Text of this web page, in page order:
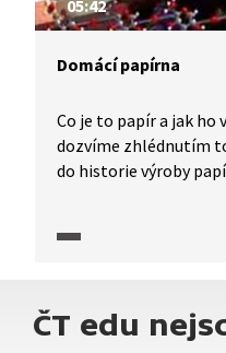
05:42
Domácí papírna
Co je to papír a jak ho
dozvíme zhlédnutím
do historie výroby
vyrobíme doma.
ČT edu